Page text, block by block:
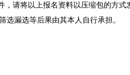
请将以上报名资料以压缩包的方式
选漏选等后果由其本人自行承担。